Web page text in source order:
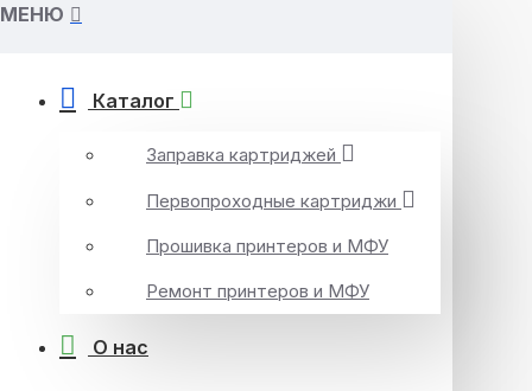
МЕНЮ
Каталог
Заправка картриджей
Первопроходные картриджи
Прошивка принтеров и МФУ
Ремонт принтеров и МФУ
О нас